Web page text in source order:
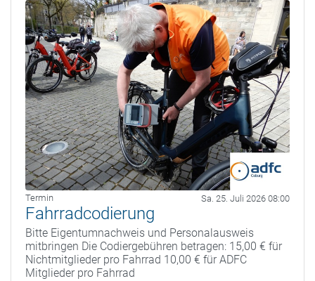
Termin Sa. 25. Juli 2026 08:00
Fahrradcodierung
Bitte Eigentumnachweis und Personalausweis
mitbringen Die Codiergebühren betragen: 15,00 € für
Nichtmitglieder pro Fahrrad 10,00 € für ADFC
Mitglieder pro Fahrrad